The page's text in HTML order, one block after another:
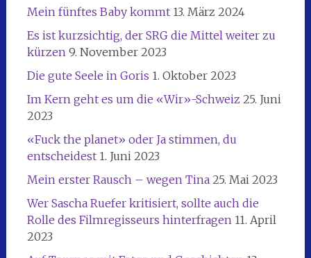
Mein fünftes Baby kommt 13. März 2024
Es ist kurzsichtig, der SRG die Mittel weiter zu
kürzen 9. November 2023
Die gute Seele in Goris 1. Oktober 2023
Im Kern geht es um die «Wir»-Schweiz 25. Juni
2023
«Fuck the planet» oder Ja stimmen, du
entscheidest 1. Juni 2023
Mein erster Rausch – wegen Tina 25. Mai 2023
Wer Sascha Ruefer kritisiert, sollte auch die
Rolle des Filmregisseurs hinterfragen 11. April
2023